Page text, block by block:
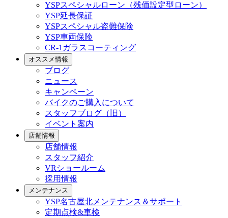
YSPスペシャルローン（残価設定型ローン）
YSP延長保証
YSPスペシャル盗難保険
YSP車両保険
CR-1ガラスコーティング
オススメ情報
ブログ
ニュース
キャンペーン
バイクのご購入について
スタッフブログ（旧）
イベント案内
店舗情報
店舗情報
スタッフ紹介
VRショールーム
採用情報
メンテナンス
YSP名古屋北メンテナンス＆サポート
定期点検&車検